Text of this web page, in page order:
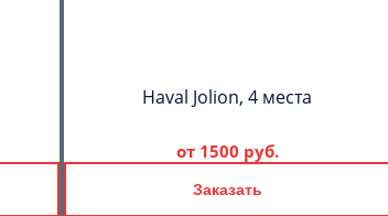
Haval Jolion, 4 места
от 1500 руб.
Заказать